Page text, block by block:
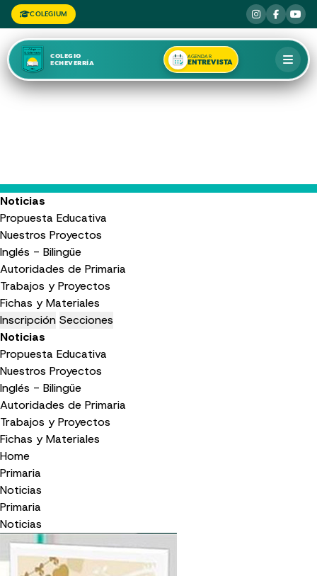
COLEGIUM
COLEGIO
ECHEVERRÍA
AGENDAR
ENTREVISTA
Noticias
Propuesta Educativa
Nuestros Proyectos
Inglés - Bilingüe
Autoridades de Primaria
Trabajos y Proyectos
Fichas y Materiales
Inscripción Secciones
Noticias
Propuesta Educativa
Nuestros Proyectos
Inglés - Bilingüe
Autoridades de Primaria
Trabajos y Proyectos
Fichas y Materiales
Home
Primaria
Noticias
Primaria
Noticias